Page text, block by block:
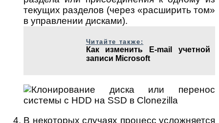
текущих разделов (через «расширить том»
в управлении дисками).
Читайте также:
Как изменить E-mail учетной
записи Microsoft
В некоторых случаях процесс усложняется